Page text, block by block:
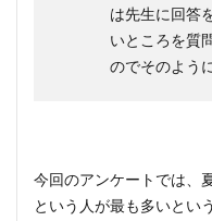
は先生に回答
いところを質
のでそのよう
今回のアンケートでは、
という人が最も多いとい